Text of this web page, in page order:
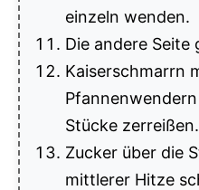
einzeln wenden.
Die andere Seite
Kaiserschmarrn
Stücke zerreißen.
Zucker über die
mittlerer Hitze